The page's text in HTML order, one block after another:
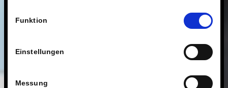
Technologien.
Funktion
Einstellungen
Messung